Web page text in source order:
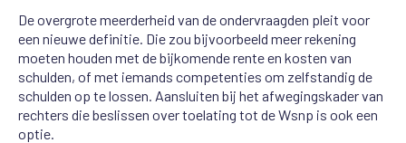
De overgrote meerderheid van de ondervraagden pleit voor
een nieuwe definitie. Die zou bijvoorbeeld meer rekening
moeten houden met de bijkomende rente en kosten van
schulden, of met iemands competenties om zelfstandig de
schulden op te lossen. Aansluiten bij het afwegingskader van
rechters die beslissen over toelating tot de Wsnp is ook een
optie.